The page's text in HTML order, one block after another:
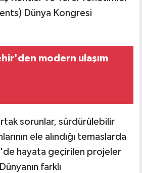
Dünya Kongresi
modern ulaşım
sorunlar, sürdürülebilir
ele alındığı temaslarda
hayata geçirilen projeler
farklı